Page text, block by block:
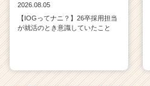
2026.08.05
【IOGってナニ？】26卒採用担当
が就活のとき意識していたこと